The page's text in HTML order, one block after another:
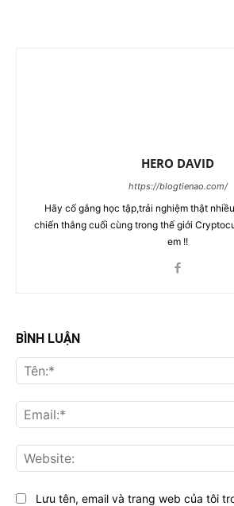
HERO DAVID
https://blogtienao.com/
Hãy cố gắng học tập,trải nghiệm thật
chiến thắng cuối cùng trong thế giới
em !!
BÌNH LUẬN
Lưu tên, email và trang web của tôi